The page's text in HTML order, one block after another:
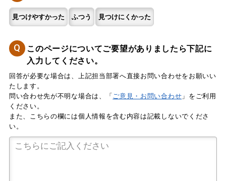
見つけやすかった ふつう 見つけにくかった
Q
このページについてご要望がありましたら下記に
入力してください。
回答が必要な場合は、上記担当部署へ直接お問い合わせをお願いい
たします。
問い合わせ先が不明な場合は、「 ご意見・お問い合わせ 」をご利用
ください。
また、こちらの欄には個人情報を含む内容は記載しないでくださ
い。